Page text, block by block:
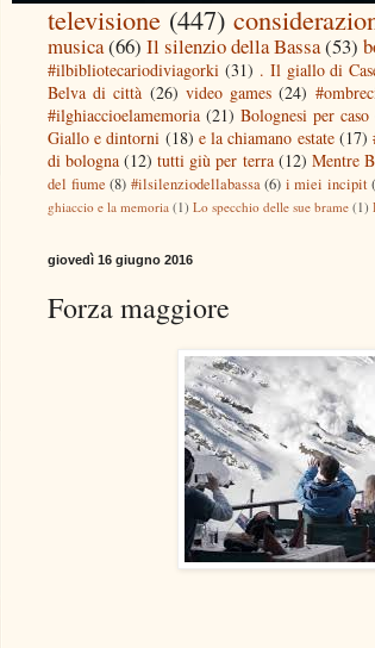
televisione (447)
musica(66) Il silenzio della Bassa(53)
#ilbibliotecariodiviagorki (31) . Il giallo di
Belva di città (26) video games (24)
#ilghiaccioelamemoria (21) Bolognesi per caso
Giallo e dintorni (18) e la chiamano estate (17)
di bologna (12) tutti giù per terra (12) Mentre
del fiume (8) #ilsilenziodellabassa (6) i miei incipit
ghiaccio e la memoria (1) Lo specchio delle sue brame (1)
giovedì 16 giugno 2016
Forza maggiore